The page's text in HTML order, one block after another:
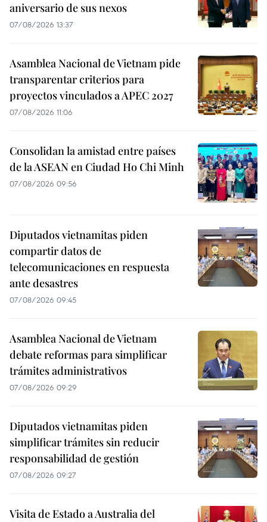
aniversario de sus nexos
07/08/2026 13:37
Asamblea Nacional de Vietnam pide
transparentar criterios para
proyectos vinculados a APEC 2027
07/08/2026 11:06
Consolidan la amistad entre países
de la ASEAN en Ciudad Ho Chi Minh
07/08/2026 09:56
Diputados vietnamitas piden
compartir datos de
telecomunicaciones en respuesta
ante desastres
07/08/2026 09:45
Asamblea Nacional de Vietnam
debate reformas para simplificar
trámites administrativos
07/08/2026 09:29
Diputados vietnamitas piden
simplificar trámites sin reducir
responsabilidad de gestión
07/08/2026 09:27
Visita de Estado a Australia del